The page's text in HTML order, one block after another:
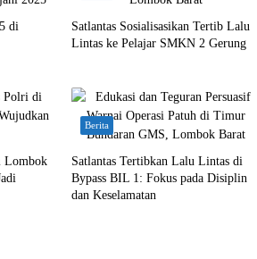
di
Satlantas Sosialisasikan Tertib Lalu
Lintas ke Pelajar SMKN 2 Gerung
Lombok
Berita
Satlantas Tertibkan Lalu Lintas di
Bypass BIL 1: Fokus pada Disiplin
dan Keselamatan